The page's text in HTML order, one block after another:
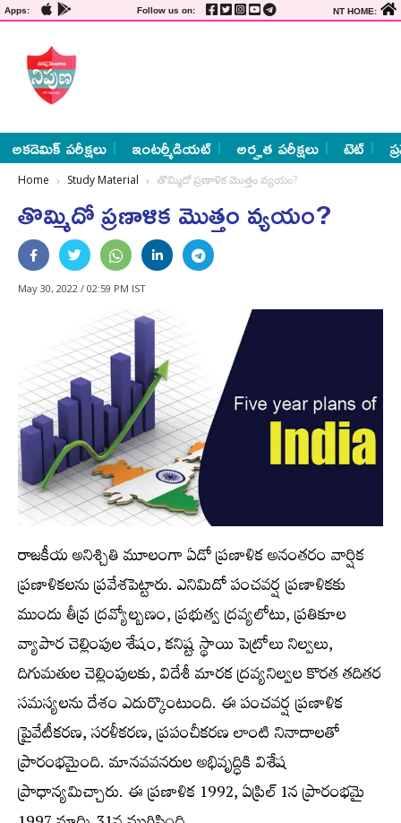
Apps: Follow us on: NT HOME:
అకడెమిక్ పరీక్షలు ఇంటర్మీడియట్ అర్హత పరీక్షలు టెట్
Home Study Material తొమ్మిదో ప్రణాళిక మొత్తం వ్యయం?
తొమ్మిదో ప్రణాళిక మొత్తం వ్యయం?
May 30, 2022 / 02:59 PM IST
రాజకీయ అనిశ్చితి మూలంగా ఏడో ప్రణాళిక అనంతరం వార్షిక
ప్రణాళికలను ప్రవేశపెట్టారు. ఎనిమిదో పంచవర్ష ప్రణాళికకు
ముందు తీవ్ర ద్రవ్యోల్బణం, ప్రభుత్వ ద్రవ్యలోటు, ప్రతికూల
వ్యాపార చెల్లింపుల శేషం, కనిష్ట స్థాయి పెట్రోలు నిల్వలు,
దిగుమతుల చెల్లింపులకు, విదేశీ మారక ద్రవ్యనిల్వల కొరత తదితర
సమస్యలను దేశం ఎదుర్కొంటుంది. ఈ పంచవర్ష ప్రణాళిక
ప్రైవేటీకరణ, సరళీకరణ, ప్రపంచీకరణ లాంటి నినాదాలతో
ప్రారంభమైంది. మానవవనరుల అభివృద్ధికి విశేష
ప్రాధాన్యమిచ్చారు. ఈ ప్రణాళిక 1992, ఏప్రిల్ 1న ప్రారంభమై